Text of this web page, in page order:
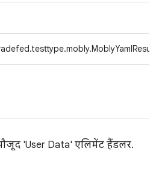
'User Data' एलिमेंट हैंडलर.